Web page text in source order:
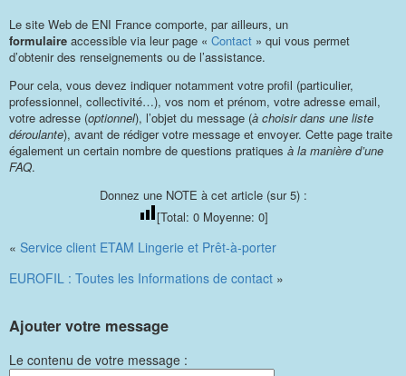
Le site Web de ENI France comporte, par ailleurs, un
formulaire accessible via leur page « Contact » qui vous permet
d’obtenir des renseignements ou de l’assistance.
Pour cela, vous devez indiquer notamment votre profil (particulier,
professionnel, collectivité…), vos nom et prénom, votre adresse email,
votre adresse (optionnel), l’objet du message (à choisir dans une liste
déroulante), avant de rédiger votre message et envoyer. Cette page traite
également un certain nombre de questions pratiques à la manière d’une
FAQ.
Donnez une NOTE à cet article (sur 5) :
[Total: 0Moyenne: 0]
« Service client ETAM Lingerie et Prêt-à-porter
EUROFIL : Toutes les Informations de contact »
Ajouter votre message
Le contenu de votre message :